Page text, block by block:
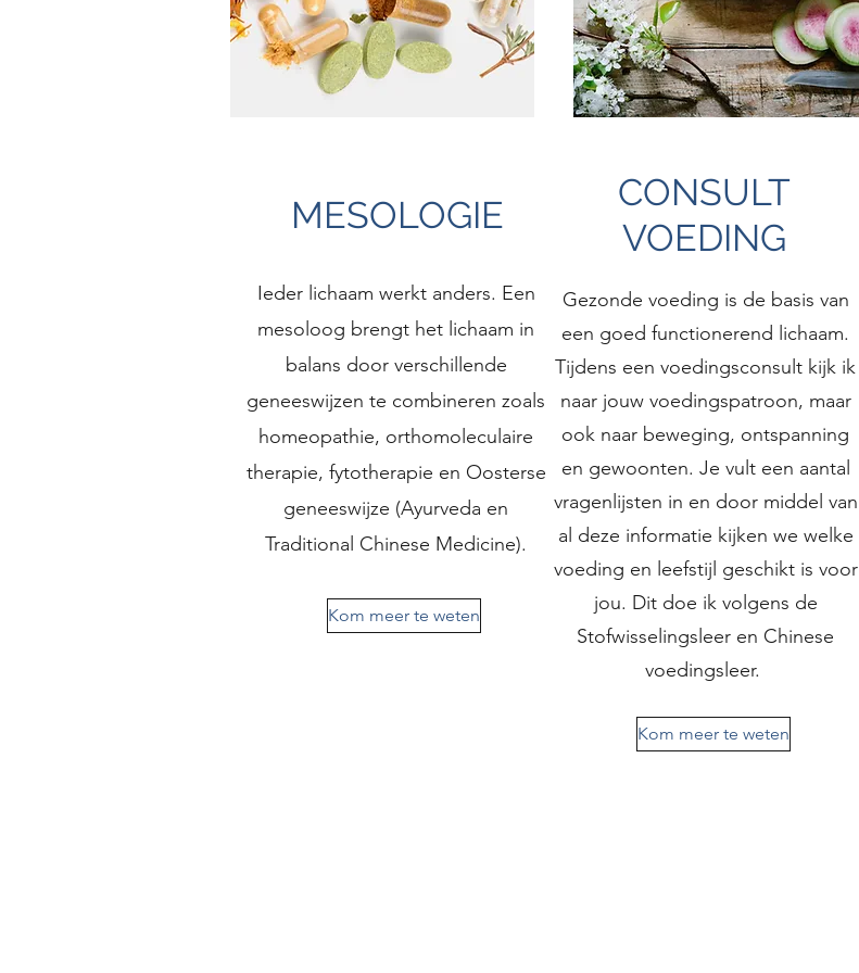
MESOLOGIE
Ieder lichaam werkt anders. Een
mesoloog brengt het lichaam in
balans door verschillende
geneeswijzen te combineren zoals
homeopathie, orthomoleculaire
therapie, fytotherapie en Oosterse
geneeswijze (Ayurveda en
Traditional Chinese Medicine).
Kom meer te weten
CONSULT
VOEDING
Gezonde voeding is de basis van
een goed functionerend lichaam.
Tijdens een voedingsconsult kijk ik
naar jouw voedingspatroon, maar
ook naar beweging, ontspanning
en gewoonten. Je vult een aantal
vragenlijsten in en door middel van
al deze informatie kijken we welke
voeding en leefstijl geschikt is voor
jou. Dit doe ik volgens de
Stofwisselingsleer en Chinese
voedingsleer.
Kom meer te weten